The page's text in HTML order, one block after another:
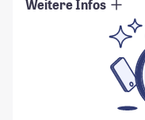
Weitere Infos